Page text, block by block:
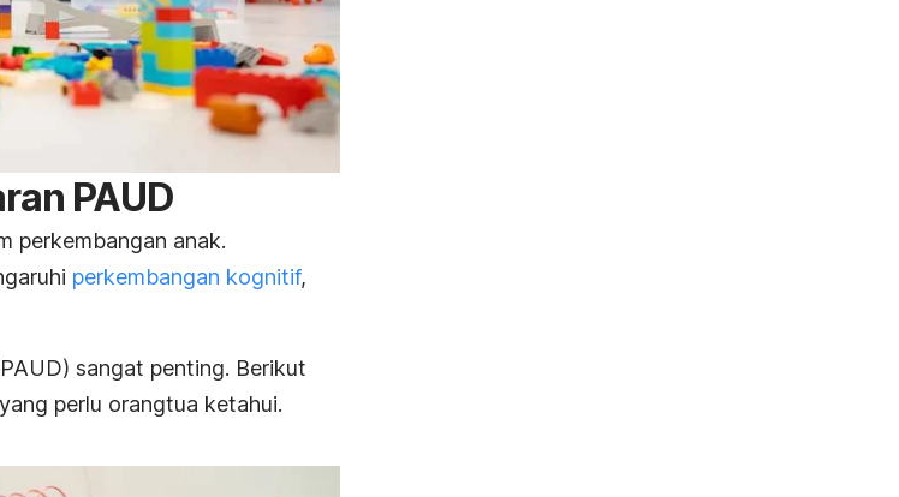
PAUD
perkembangan anak.
perkembangan kognitif,
sangat penting. Berikut
perlu orangtua ketahui.